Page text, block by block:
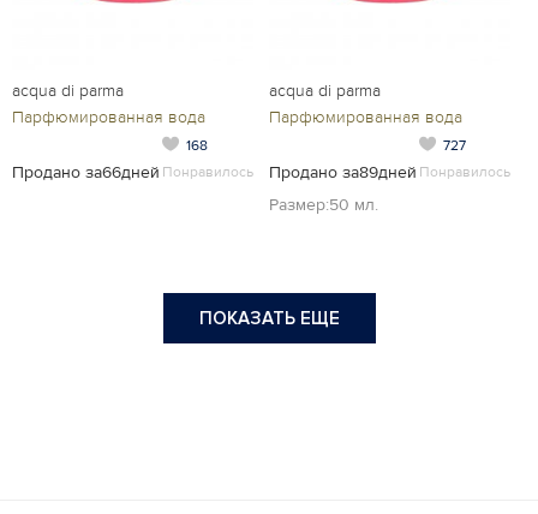
acqua di parma
Парфюмированная вода
Продано за66дней
168
Понравилось
acqua di parma
Парфюмированная вода
Продано за89дней
727
Понравилось
Размер:50 мл.
ПОКАЗАТЬ ЕЩЕ